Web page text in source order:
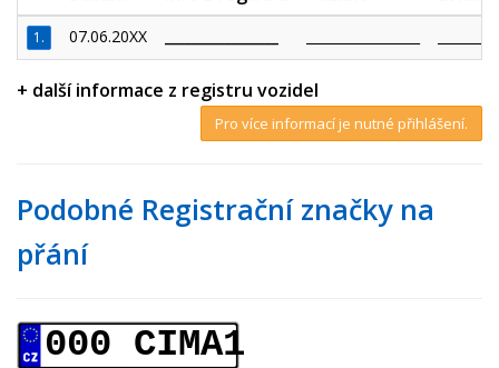
1. 07.06.20XX
+ další informace z registru vozidel
Pro více informací je nutné přihlášení.
Podobné Registrační značky na
přání
000 CIMA1